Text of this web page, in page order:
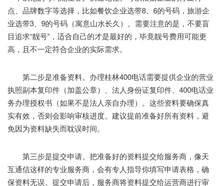
点、品牌数字等选择，比如餐饮企业选带8、6的号码，旅游企
业选带3、9的号码（寓意山水长久）。需要注意的是，不要盲
目追求“靓号”，适合自己的才是最好的，毕竟靓号费用可能更
高，且不一定符合企业的实际需求。
第二步是准备资料。办理桂林400电话需要提供企业的营业
执照副本复印件（加盖公章）、法人身份证复印件、400电话业
务办理授权书（如果不是法人亲自办理）。这些资料要确保真
实有效，否则会影响审核进度。建议提前准备好所有资料，避
免因为资料缺失而耽误时间。
第三步是提交申请。把准备好的资料提交给服务商，像天
互通信这样的专业服务商，会有专人指导你填写申请表格，确
保资料无误。提交申请后，服务商将资料提交给运营商进行审